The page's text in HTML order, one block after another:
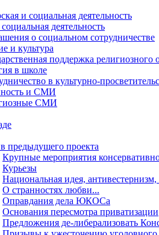
и социальная деятельность
деятельность
о социальном сотрудничестве
и культура
поддержка религиозного
в школе
в культурно-
и СМИ
СМИ
предыдущего проекта
Крупные мероприятия
Курьезы
Национальная идея,
О странностях любви...
Оправдания дела ЮКОСа
Основания пересмотра приватизации
Предложения де-либерализовать